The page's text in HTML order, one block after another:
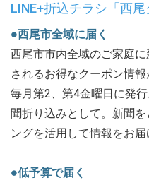
LINE+折込チラシ「西尾
●西尾市全域に届く
西尾市市内全域のご家庭
されるお得なクーポン情
毎月第2、第4金曜日に発
聞折り込みとして。新聞
ングを活用して情報をお届
●低予算で届く